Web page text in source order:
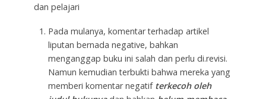
dan pelajari
Pada mulanya, komentar terhadap artikel
liputan bernada negative, bahkan
menganggap buku ini salah dan perlu di.revisi.
Namun kemudian terbukti bahwa mereka yang
memberi komentar negatif terkecoh oleh